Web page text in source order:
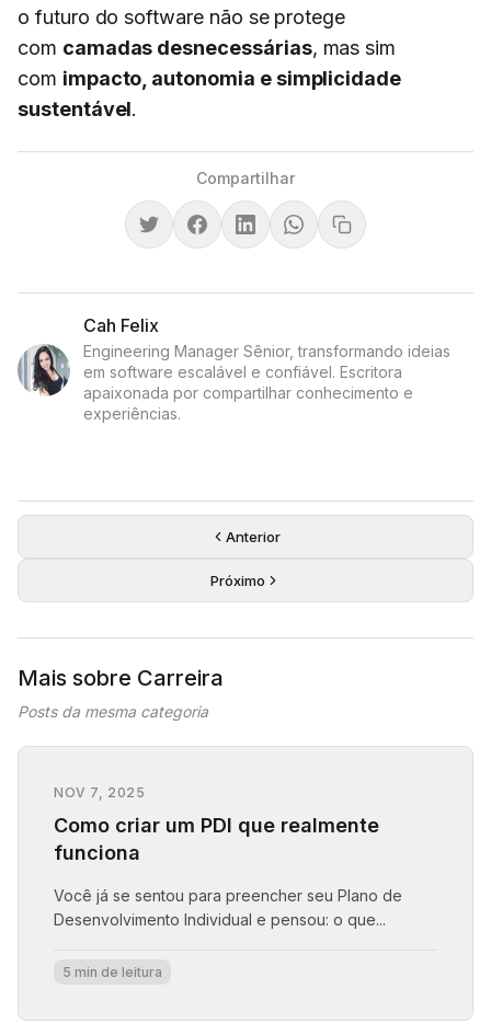
o futuro do software não se protege
com camadas desnecessárias, mas sim
com impacto, autonomia e simplicidade
sustentável.
Compartilhar
Cah Felix
Engineering Manager Sênior, transformando ideias
em software escalável e confiável. Escritora
apaixonada por compartilhar conhecimento e
experiências.
Anterior
Próximo
Mais sobre Carreira
Posts da mesma categoria
NOV 7, 2025
Como criar um PDI que realmente
funciona
Você já se sentou para preencher seu Plano de
Desenvolvimento Individual e pensou: o que...
5 min de leitura